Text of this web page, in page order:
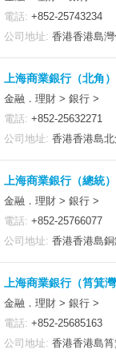
電話: +852-25743234
公司地址: 香港香港島
上海商業銀行（北角）
金融．理財 > 銀行 >
電話: +852-25632271
公司地址: 香港香港島
上海商業銀行（總統）
金融．理財 > 銀行 >
電話: +852-25766077
公司地址: 香港香港島
上海商業銀行（筲箕灣
金融．理財 > 銀行 >
電話: +852-25685163
公司地址: 香港香港島